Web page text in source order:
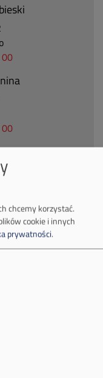
15:00)
chcemy korzystać.
cookie i innych
prywatności.